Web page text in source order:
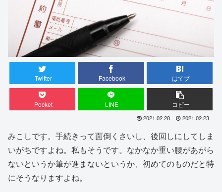
Twitter Facebook はてブ
Pocket LINE コピー
2021.02.28 2021.02.23
みこしです。手続きって面倒くさいし、後回しにしてしま
いがちですよね。私もそうです。なかなか重い腰があがら
ないというか筆が進まないというか、初めてのものだと特
にそうなりますよね。